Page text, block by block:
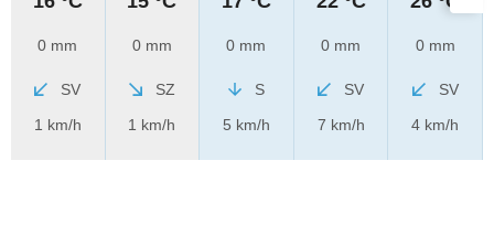
0 mm
SV
1 km/h
0 mm
SZ
1 km/h
0 mm
S
5 km/h
0 mm
SV
7 km/h
0 mm
SV
4 km/h